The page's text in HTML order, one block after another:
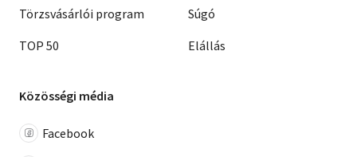
Törzsvásárlói program
TOP 50
Súgó
Elállás
Közösségi média
Facebook